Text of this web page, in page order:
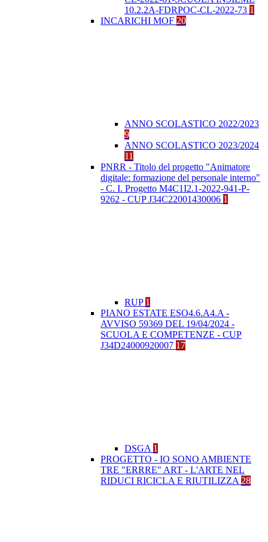
10.2.2A-FDRPOC-CL-2022-73 1
INCARICHI MOF 20
ANNO SCOLASTICO 2022/2023
9
ANNO SCOLASTICO 2023/2024
11
PNRR - Titolo del progetto "Animatore
digitale: formazione del personale interno"
- C. I. Progetto M4C1I2.1-2022-941-P-
9262 - CUP J34C22001430006 1
RUP 1
PIANO ESTATE ESO4.6.A4.A -
AVVISO 59369 DEL 19/04/2024 -
SCUOLA E COMPETENZE - CUP
J34D24000920007 17
DSGA 1
PROGETTO - IO SONO AMBIENTE
TRE "ERRRE" ART - L'ARTE NEL
RIDUCI RICICLA E RIUTILIZZA 28